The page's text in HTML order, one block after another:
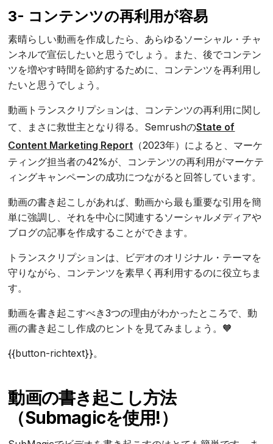
3- コンテンツの再利用が容易
素晴らしい動画を作成したら、あらゆるソーシャル・チャ
ンネルで宣伝したいと思うでしょう。また、後でコンテン
ツを増やす時間を節約するために、コンテンツを再利用し
たいと思うでしょう。
動画トランスクリプションは、コンテンツの再利用に関し
て、まさに救世主となり得る。SemrushのState of
Content Marketing Report （2023年）によると、マーケ
ティング担当者の42%が、コンテンツの再利用がマーケテ
ィングキャンペーンの成功につながると回答しています。
動画の書き起こしがあれば、動画から最も重要な引用を簡
単に強調し、それを中心に関連するソーシャルメディアや
ブログの記事を作成することができます。
トランスクリプションは、ビデオのオリジナル・テーマを
守りながら、コンテンツを素早く再利用するのに役立ちま
す。
動画を書き起こすべき3つの理由がわかったところで、動
画の書き起こし作成のヒントを見てみましょう。🧡
{{button-richtext}}。
動画の書き起こし方法
（Submagicを使用!）